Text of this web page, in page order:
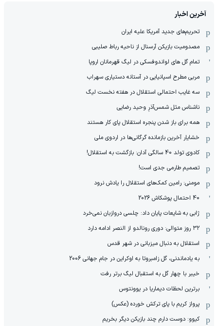
آخرین اخبار
تحریم‌های جدید آمریکا علیه ایران
مصدومیت بازیکن آرسنال از ناحیه رباط صلیبی
تمام گل های لواندوفسکی در لیگ قهرمانان اروپا
مربی مطرح اسپانیایی در آستانه دستیاری سهراب
سه غایب احتمالی استقلال در هفته نخست لیگ
ناشناس مثل شمس‌آذرِ وحید رضایی
همه برای باز شدن پنجره استقلال پای کار هستند
خشایار آخرین بازمانده گرگانی‌ها در اردوی ملی
کادوی تولد 40 سالگی آدان: بازگشت به استقلال!
تصمیم طارمی جدی است!
مومنی: رامین کمک‌های استقلال را یادش نرود
40 احتمال پوشکاش 2026
ژابی به شایعات پایان داد: چلسی دروازبان نمی‌خرد
۳۲ روز متوالی: دوری رونالدو از النصر ادامه دارد
استقلال به دنبال میزبانی در شهر قدس
به یادماندنی، گل زامبروتا به اوکراین در جام جهانی 2006
خیبر با چهار گل به استقبال لیگ برتر رفت
برترین لحظات دیماریا در یوونتوس
پرواز کریم با پای ترکش خورده (عکس)
کیوو: دوست دارم چند بازیکن دیگر بخریم